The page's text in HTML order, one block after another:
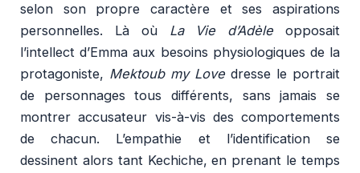
selon son propre caractère et ses aspirations
personnelles. Là où La Vie d’Adèle opposait
l’intellect d’Emma aux besoins physiologiques de la
protagoniste, Mektoub my Love dresse le portrait
de personnages tous différents, sans jamais se
montrer accusateur vis-à-vis des comportements
de chacun. L’empathie et l’identification se
dessinent alors tant Kechiche, en prenant le temps